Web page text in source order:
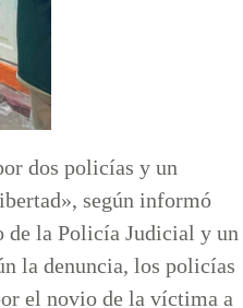
dos policías y un
según informó
de la Policía Judicial y un
la denuncia, los policías
el novio de la víctima a